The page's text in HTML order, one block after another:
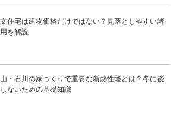
住宅は建物価格だけではない？見落としやすい諸
を解説
・石川の家づくりで重要な断熱性能とは？冬に後
ないための基礎知識